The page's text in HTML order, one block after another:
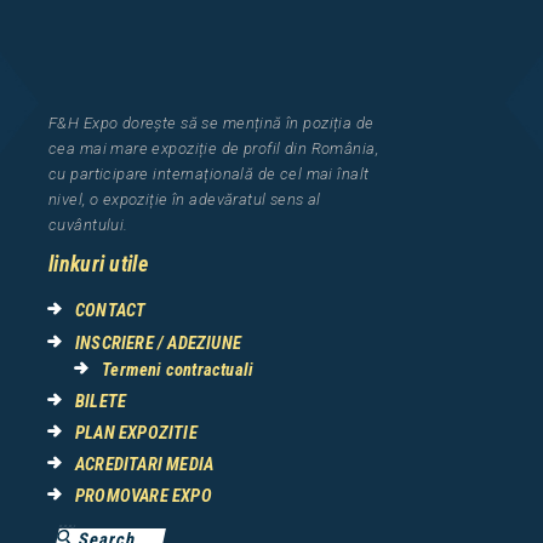
F&H Expo dorește să se mențină în poziția de
cea mai mare expoziție de profil din România,
cu participare internațională de cel maiînalt
nivel, o expoziție în adevăratul sens al
cuvântului.
linkuri utile
CONTACT
INSCRIERE / ADEZIUNE
Termeni contractuali
BILETE
PLAN EXPOZITIE
ACREDITARI MEDIA
PROMOVARE EXPO